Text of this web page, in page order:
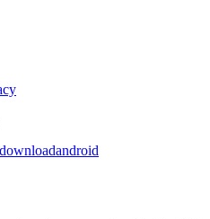
android